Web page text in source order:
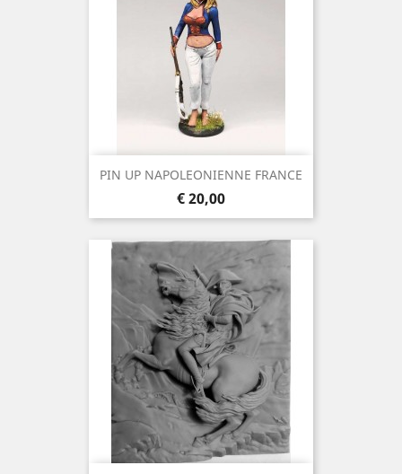
PIN UP NAPOLEONIENNE FRANCE
Prijs
€ 20,00